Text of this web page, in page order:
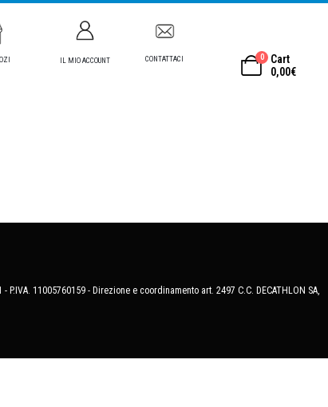
IL MIO ACCOUNT CONTATTACI 0
Cart
0,00€
11005760159 - Direzione e coordinamento art. 2497 C.C. DECATHLON SA,